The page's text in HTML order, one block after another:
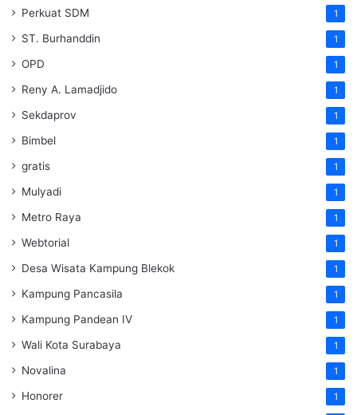
Perkuat SDM 1
ST. Burhanddin 1
OPD 1
Reny A. Lamadjido 1
Sekdaprov 1
Bimbel 1
gratis 1
Mulyadi 1
Metro Raya 1
Webtorial 1
Desa Wisata Kampung Blekok 1
Kampung Pancasila 1
Kampung Pandean IV 1
Wali Kota Surabaya 1
Novalina 1
Honorer 1